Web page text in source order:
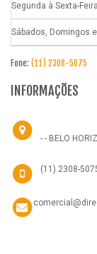
Segunda à Sexta-
Sábados, Domingos
Fone: (11) 2308-5075
INFORMAÇÕES
- - BELO
(11) 2308-